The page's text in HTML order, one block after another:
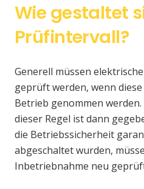
Wie gestaltet
Prüfintervall?
Generell müssen
geprüft werden, wenn
Betrieb genommen
dieser Regel ist dann
die Betriebssicherheit
abgeschaltet wurden,
Inbetriebnahme neu